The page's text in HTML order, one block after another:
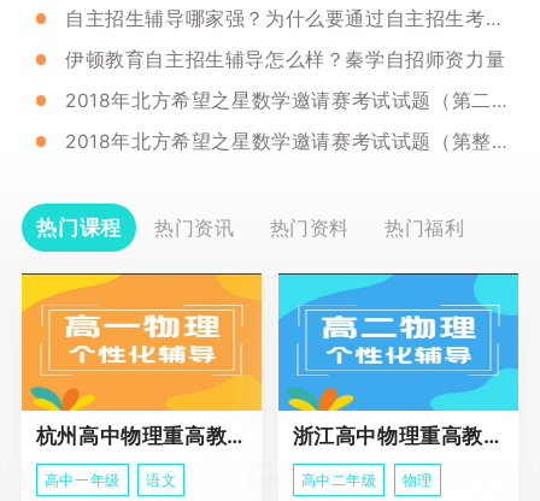
自主招生辅导哪家强？为什么要通过自主招生考学校？
伊顿教育自主招生辅导怎么样？秦学自招师资力量
2018年北方希望之星数学邀请赛考试试题（第二天）参考答案
2018年北方希望之星数学邀请赛考试试题（第整天）参考答案
热门课程 热门资讯 热门资料 热门福利
杭州高中物理重高教育春季班
高中一年级 语文
浙江高中物理重高教育春季班
高中二年级 物理